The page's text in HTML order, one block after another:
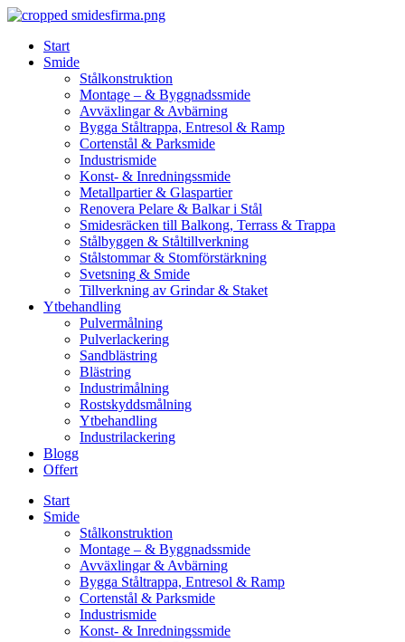
Skip
contentStart
Smide
Stålkonstruktion
Montage – & Byggnadssmide
Avväxlingar & Avbärning
Bygga Ståltrappa, Entresol & Ramp
Cortenstål & Parksmide
Industrismide
Konst- & Inredningssmide
Metallpartier & Glaspartier
Renovera Pelare & Balkar i Stål
Smidesräcken till Balkong, Terrass & Trappa
Stålbyggen & Ståltillverkning
Stålstommar & Stomförstärkning
Svetsning & Smide
Tillverkning av Grindar & Staket
Ytbehandling
Pulvermålning
Pulverlackering
Sandblästring
Blästring
Industrimålning
Rostskyddsmålning
Ytbehandling
Industrilackering
Blogg
Offert
Start
Smide
Stålkonstruktion
Montage – & Byggnadssmide
Avväxlingar & Avbärning
Bygga Ståltrappa, Entresol & Ramp
Cortenstål & Parksmide
Industrismide
Konst- & Inredningssmide